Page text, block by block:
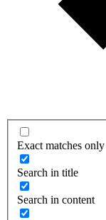
Exact matches only
Search in title
Search in content